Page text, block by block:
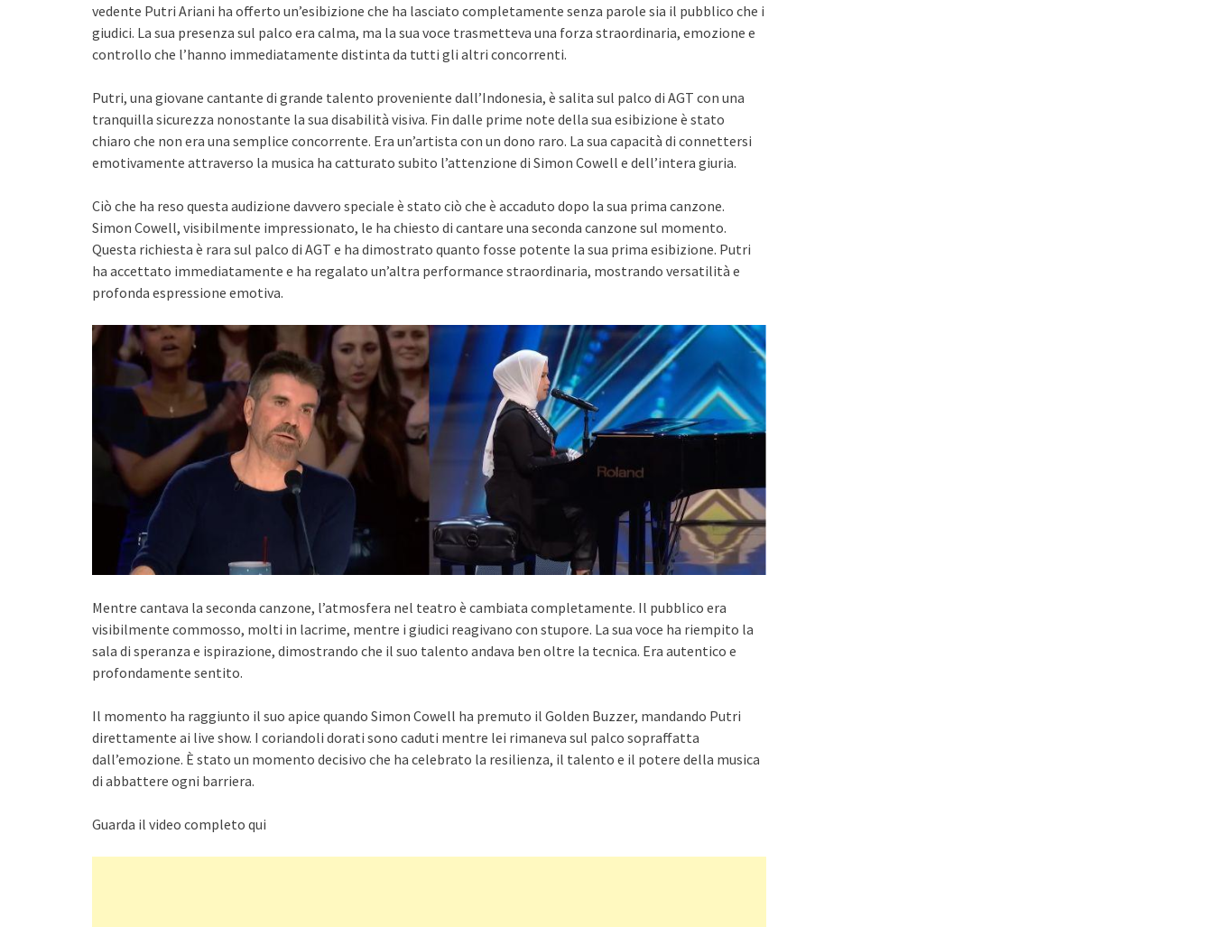
vedente Putri Ariani ha offerto un’esibizione che ha lasciato completamente senza parole sia il pubblico che i
giudici. La sua presenza sul palco era calma, ma la sua voce trasmetteva una forza straordinaria, emozione e
controllo che l’hanno immediatamente distinta da tutti gli altri concorrenti.
Putri, una giovane cantante di grande talento proveniente dall’Indonesia, è salita sul palco di AGT con una
tranquilla sicurezza nonostante la sua disabilità visiva. Fin dalle prime note della sua esibizione è stato
chiaro che non era una semplice concorrente. Era un’artista con un dono raro. La sua capacità di connettersi
emotivamente attraverso la musica ha catturato subito l’attenzione di Simon Cowell e dell’intera giuria.
Ciò che ha reso questa audizione davvero speciale è stato ciò che è accaduto dopo la sua prima canzone.
Simon Cowell, visibilmente impressionato, le ha chiesto di cantare una seconda canzone sul momento.
Questa richiesta è rara sul palco di AGT e ha dimostrato quanto fosse potente la sua prima esibizione. Putri
ha accettato immediatamente e ha regalato un’altra performance straordinaria, mostrando versatilità e
profonda espressione emotiva.
Mentre cantava la seconda canzone, l’atmosfera nel teatro è cambiata completamente. Il pubblico era
visibilmente commosso, molti in lacrime, mentre i giudici reagivano con stupore. La sua voce ha riempito la
sala di speranza e ispirazione, dimostrando che il suo talento andava ben oltre la tecnica. Era autentico e
profondamente sentito.
Il momento ha raggiunto il suo apice quando Simon Cowell ha premuto il Golden Buzzer, mandando Putri
direttamente ai live show. I coriandoli dorati sono caduti mentre lei rimaneva sul palco sopraffatta
dall’emozione. È stato un momento decisivo che ha celebrato la resilienza, il talento e il potere della musica
di abbattere ogni barriera.
Guarda il video completo qui